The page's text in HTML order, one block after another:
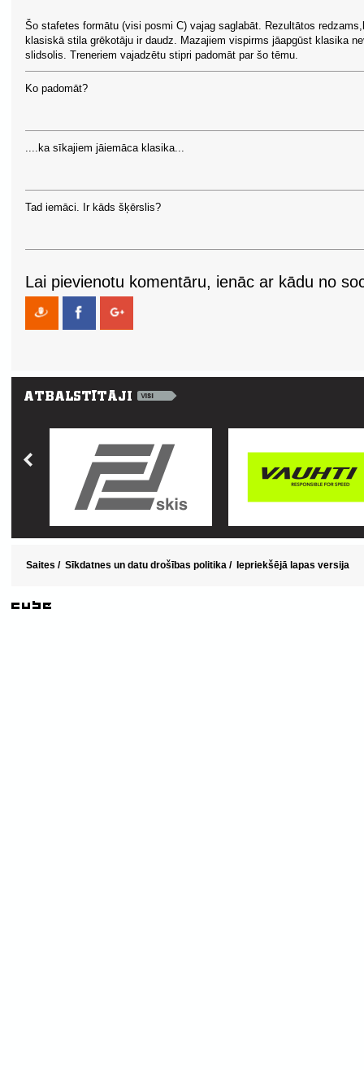
Šo stafetes formātu (visi posmi C) vajag saglabāt. Rezultātos
klasiskā stila grēkotāju ir daudz. Mazajiem vispirms jāapgūst klasika
slidsolis. Treneriem vajadzētu stipri padomāt par šo tēmu.
Ko padomāt?
....ka sīkajiem jāiemāca klasika...
Tad iemāci. Ir kāds šķērslis?
Lai pievienotu komentāru, ienāc ar kādu no
Saites / Sīkdatnes un datu drošības politika / Iepriekšējā lapas versija